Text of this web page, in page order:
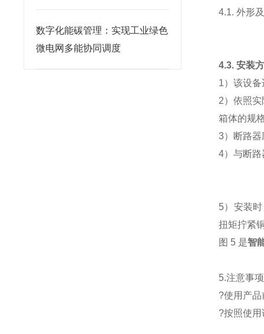
数字化能碳管理：实现工业绿色
微电网多能协同调度
4.1. 外形
4.3. 安装
1）该设
2）依照
箱体的规
3）断路
4）与断
5）安装
扭矩拧紧
图 5 是智
5.注意事项
?使用产
?按照使